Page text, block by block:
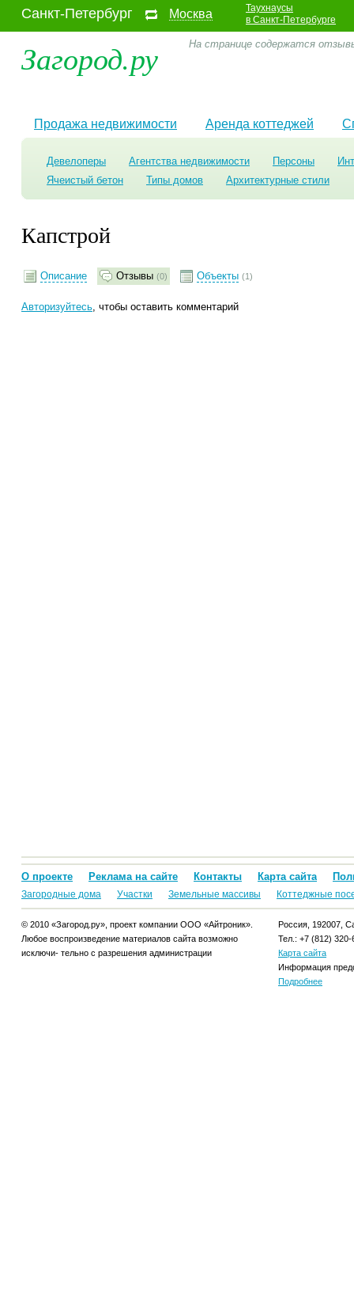
Санкт-Петербург Москва
Таухнаусы
в Санкт-Петербурге
Загород.ру На странице содержатся
Продажа недвижимости Аренда коттеджей
Девелоперы Агентства недвижимости Персоны
Ячеистый бетон
Типы домов Архитектурные стили
Капстрой
Описание Отзывы (0) Объекты (1)
Авторизуйтесь, чтобы оставить комментарий
О проекте Реклама на сайте Контакты Карта сайта
Загородные дома Участки Земельные массивы Коттеджные
© 2010 «Загород.ру», проект компании ООО «Айтроник».
Любое воспроизведение материалов сайта возможно
исключи- тельно с разрешения администрации
Россия, 192007,
Тел.: +7 (812) 320-
Карта сайта
Информация
Подробнее